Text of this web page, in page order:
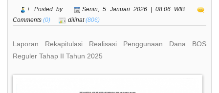
+ Posted by
Senin, 5 Januari 2026 | 08:06 WIB
Comments (0) dilihat(806)
Laporan Rekapitulasi Realisasi Penggunaan Dana BOS
Reguler Tahap II Tahun 2025